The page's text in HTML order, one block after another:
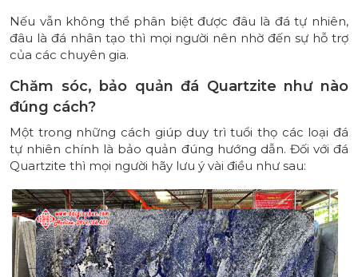
Nếu vẫn không thể phân biệt được đâu là đá tự nhiên,
đâu là đá nhân tạo thì mọi người nên nhờ đến sự hỗ trợ
của các chuyên gia.
Chăm sóc, bảo quản đá Quartzite như nào
đúng cách?
Một trong những cách giúp duy trì tuổi thọ các loại đá
tự nhiên chính là bảo quản đúng hướng dẫn. Đối với đá
Quartzite thì mọi người hãy lưu ý vài điều như sau: